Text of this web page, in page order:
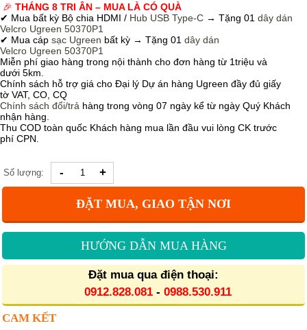
🎉 THÁNG 8 TRI ÂN – MUA LÀ CÓ QUÀ
✔ Mua bất kỳ Bộ chia HDMI / Hub USB Type-C → Tặng 01 dây dán
Velcro Ugreen 50370P1
✔ Mua cáp sạc Ugreen bất kỳ → Tặng 01 dây dán
Velcro Ugreen 50370P1
Miễn phí giao hàng trong nội thành cho đơn hàng từ 1triệu và
dưới 5km.
Chính sách hỗ trợ giá cho Đại lý Dự án hàng Ugreen đầy đủ giấy
tờ VAT, CO, CQ
Chính sách đổi/trả hàng trong vòng 07 ngày kể từ ngày Quý Khách
nhận hàng.
Thu COD toàn quốc Khách hàng mua lần đầu vui lòng CK trước
phí CPN.
Số lượng: - +
ĐẶT MUA, GIAO TẬN NƠI
HƯỚNG DẪN MUA HÀNG
Đặt mua qua điện thoại:
0912.828.081 - 0988.530.911
CAM KẾT